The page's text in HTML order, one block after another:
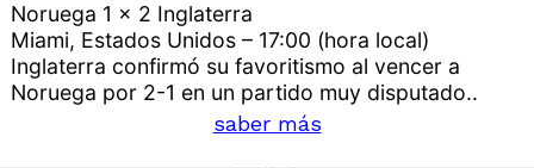
Noruega 1 x 2 Inglaterra
Miami, Estados Unidos – 17:00 (hora local)
Inglaterra confirmó su favoritismo al vencer a
Noruega por 2-1 en un partido muy disputado..
saber más